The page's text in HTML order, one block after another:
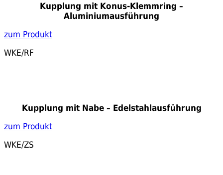
Kupplung mit Konus-Klemmring –
Aluminiumausführung
zum Produkt
WKE/RF
Kupplung mit Nabe – Edelstahlausführung
zum Produkt
WKE/ZS